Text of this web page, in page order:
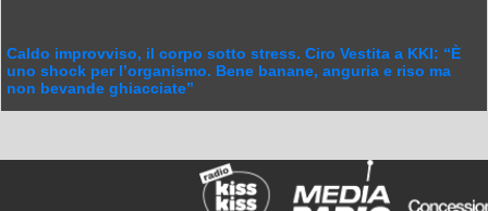
Caldo improvviso, il corpo sotto stress. Ciro Vestita a KKI: “È
uno shock per l’organismo. Bene banane, anguria e riso ma
non bevande ghiacciate”